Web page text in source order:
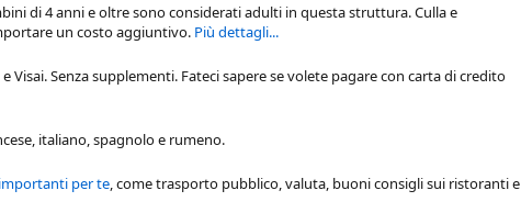
di 4 anni e oltre sono considerati adulti in questa struttura. Culla e
un costo aggiuntivo. Più dettagli...
Visai. Senza supplementi. Fateci sapere se volete pagare con carta di credito
italiano, spagnolo e rumeno.
per te, come trasporto pubblico, valuta, buoni consigli sui ristoranti e